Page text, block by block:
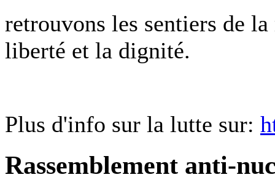
retrouvons les sentiers de
liberté et la dignité.
Plus d'info sur la lutte sur:
Rassemblement anti-